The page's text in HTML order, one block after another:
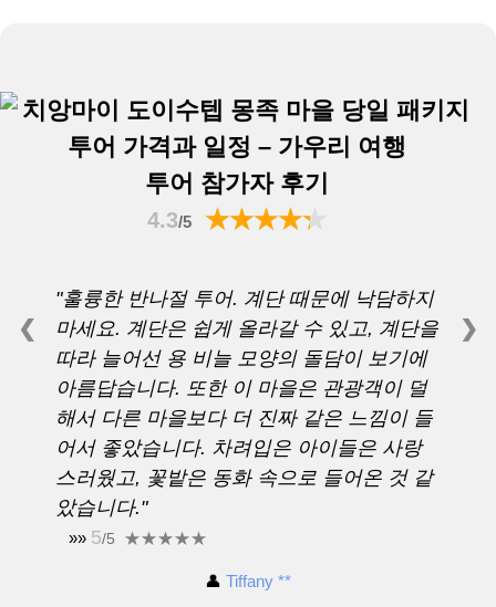
투어 참가자 후기
4.3/5
훌륭한 반나절 투어. 계단 때문에 낙담하지
마세요. 계단은 쉽게 올라갈 수 있고, 계단을
따라 늘어선 용 비늘 모양의 돌담이 보기에
아름답습니다. 또한 이 마을은 관광객이 덜
해서 다른 마을보다 더 진짜 같은 느낌이 들
어서 좋았습니다. 차려입은 아이들은 사랑
스러웠고, 꽃밭은 동화 속으로 들어온 것 같
았습니다.
»» 5/5
👤 Tiffany **
❮ ❯